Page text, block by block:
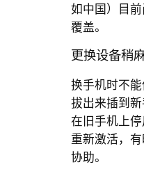
如中国）目
覆盖。
更换设备稍
换手机时不
拔出来插到
在旧手机上
重新激活，
协助。